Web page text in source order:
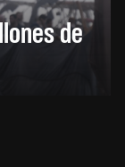
de